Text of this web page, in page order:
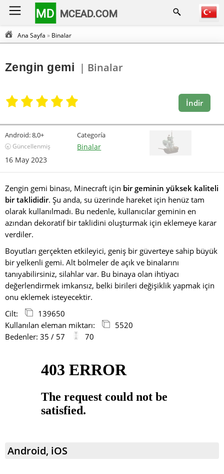
MD MCEAD.COM
Ana Sayfa » Binalar
Zengin gemi | Binalar
İndir
Android:8,0+
🕣 Güncellenmiş
16 May 2023
Categoría
Binalar
Zengin gemi binası, Minecraft için bir geminin yüksek kaliteli
bir taklididir. Şu anda, su üzerinde hareket için henüz tam
olarak kullanılmadı. Bu nedenle, kullanıcılar geminin en
azından dekoratif bir taklidini oluşturmak için eklemeye karar
verdiler.
Boyutları gerçekten etkileyici, geniş bir güverteye sahip büyük
bir yelkenli gemi. Alt bölmeler de açık ve binalarını
tanıyabilirsiniz, silahlar var. Bu binaya olan ihtiyacı
değerlendirmek imkansız, belki birileri değişiklik yapmak için
onu eklemek isteyecektir.
Cilt:
139650
Kullanılan eleman miktarı:
5520
Bedenler: 35 / 57
70
Android, iOS